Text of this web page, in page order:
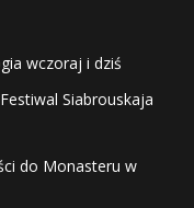
wczoraj i dziś
Siabrouskaja
do Monasteru w